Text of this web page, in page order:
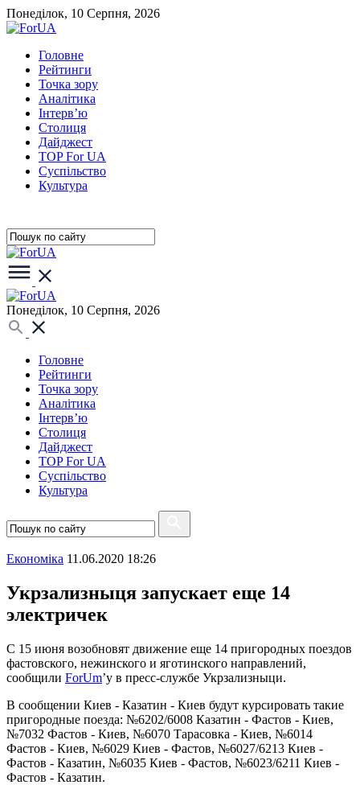
Понеділок, 10 Серпня, 2026
Головне
Рейтинги
Точка зору
Аналітика
Інтерв’ю
Столиця
Дайджест
TOP For UA
Суспiльство
Культура
Понеділок, 10 Серпня, 2026
Головне
Рейтинги
Точка зору
Аналітика
Інтерв’ю
Столиця
Дайджест
TOP For UA
Суспiльство
Культура
Економіка 11.06.2020 18:26
Укрзализныця запускает еще 14
электричек
С 15 июня возобновят движение еще 14 пригородных поездов
фастовского, нежинского и яготинского направлений,
сообщили ForUm’у в пресс-службе Укрзализныци.
В сообщении Киев - Казатин - Киев будут курсировать такие
пригородные поезда: №6202/6008 Казатин - Фастов - Киев,
№7032 Фастов - Киев, №6070 Тарасовка - Киев, №6014
Фастов - Киев, №6029 Киев - Фастов, №6027/6213 Киев -
Фастов - Казатин, №6035 Киев - Фастов, №6023/6211 Киев -
Фастов - Казатин.